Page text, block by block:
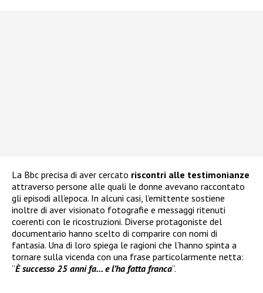
La Bbc precisa di aver cercato riscontri alle testimonianze
attraverso persone alle quali le donne avevano raccontato
gli episodi all’epoca. In alcuni casi, l’emittente sostiene
inoltre di aver visionato fotografie e messaggi ritenuti
coerenti con le ricostruzioni. Diverse protagoniste del
documentario hanno scelto di comparire con nomi di
fantasia. Una di loro spiega le ragioni che l’hanno spinta a
tornare sulla vicenda con una frase particolarmente netta:
“È successo 25 anni fa… e l’ha fatta franca“.